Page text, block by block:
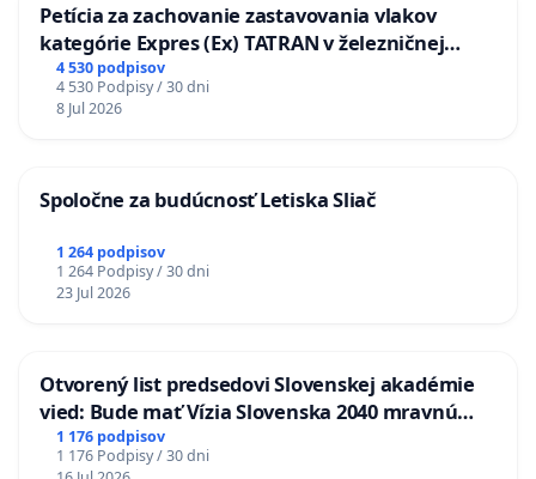
Petícia za zachovanie zastavovania vlakov
kategórie Expres (Ex) TATRAN v železničnej
stanici Púchov
4 530 podpisov
4 530 Podpisy / 30 dni
8 Jul 2026
Spoločne za budúcnosť Letiska Sliač
1 264 podpisov
1 264 Podpisy / 30 dni
23 Jul 2026
Otvorený list predsedovi Slovenskej akadémie
vied: Bude mať Vízia Slovenska 2040 mravnú
chrbticu?
1 176 podpisov
1 176 Podpisy / 30 dni